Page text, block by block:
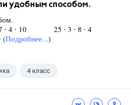
удобным способом.
4 ∙ 10 25 ∙ 3 ∙ 8 ∙ 4
(Подробнее...)
4 класс